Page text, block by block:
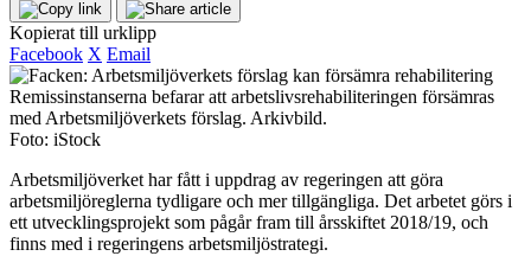
Kopierat till urklipp
Facebook X Email
Remissinstanserna befarar att arbetslivsrehabiliteringen försämras
med Arbetsmiljöverkets förslag. Arkivbild.
Foto: iStock
Arbetsmiljöverket har fått i uppdrag av regeringen att göra
arbetsmiljöreglerna tydligare och mer tillgängliga. Det arbetet görs i
ett utvecklingsprojekt som pågår fram till årsskiftet 2018/19, och
finns med i regeringens arbetsmiljöstrategi.